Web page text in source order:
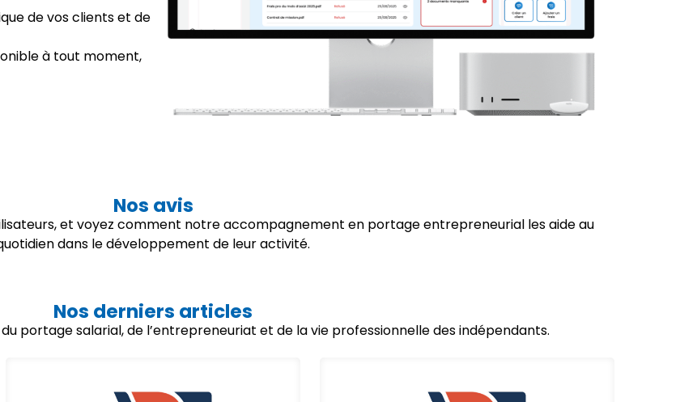
de vos clients et de
à tout moment,
Nos avis
et voyez comment notre accompagnement en portage entrepreneurial les aide au
dans le développement de leur activité.
Nos derniers articles
portage salarial, de l’entrepreneuriat et de la vie professionnelle des indépendants.